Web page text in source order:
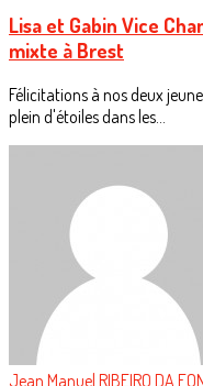
Lisa et Gabin Vice
mixte à Brest
Félicitations à nos deux
plein d'étoiles dans les...
Jean Manuel RIBEIRO DA